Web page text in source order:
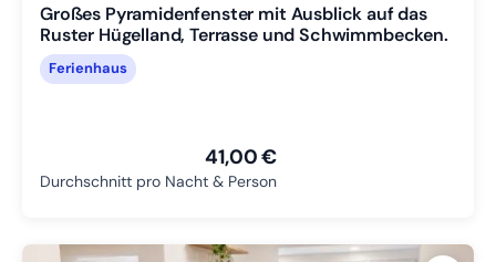
Großes Pyramidenfenster mit Ausblick auf das
Ruster Hügelland, Terrasse und Schwimmbecken.
Ferienhaus
41,00 €
Durchschnitt pro Nacht & Person